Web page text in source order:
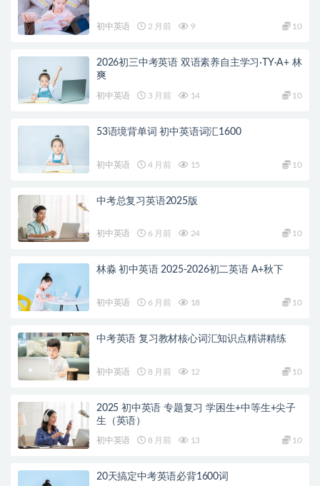
初中英语 2 月前 9 10
2026初三中考英语 双语素养自主学习·TY·A+ 林
爽
初中英语 3 月前 14 10
53语境背单词 初中英语词汇1600
初中英语 4 月前 15 10
中考总复习英语2025版
初中英语 6 月前 24 10
林淼 初中英语 2025-2026初二英语 A+秋下
初中英语 6 月前 18 10
中考英语 复习教材核心词汇知识点精讲精练
初中英语 8 月前 12 10
2025 初中英语 专题复习 学困生+中等生+尖子
生（英语）
初中英语 8 月前 13 10
20天搞定中考英语必背1600词